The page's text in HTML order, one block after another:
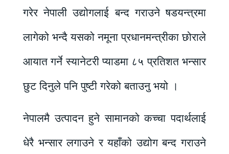
गरेर नेपाली उद्योगलाई बन्द गराउने षडयन्त्रमा
लागेको भन्दै यसको नमूना प्रधानमन्त्रीका छोराले
आयात गर्ने स्यानेटरी प्याडमा ८५ प्रतिशत भन्सार
छुट दिनुले पनि पुष्टी गरेको बताउनु भयो ।
नेपालमै उत्पादन हुने सामानको कच्चा पदार्थलाई
धेरै भन्सार लगाउने र यहाँको उद्योग बन्द गराउने